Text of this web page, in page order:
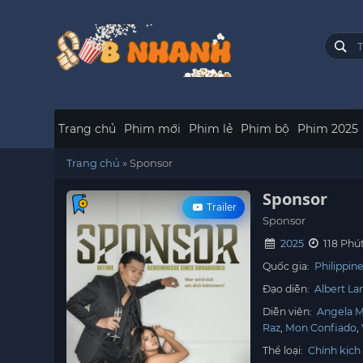
Trang chủ Phim mới Phim lẻ Phim bộ Phim 2025
Trang chủ »Sponsor
Trailer Sponsor
Sponsor
2025
118
Quốc gia:
Đạo diễn: Albert
Diễn viên: Angela
Raz Mon Confiado
Thể loại: Chính kịch